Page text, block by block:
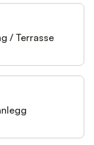
/ Terrasse